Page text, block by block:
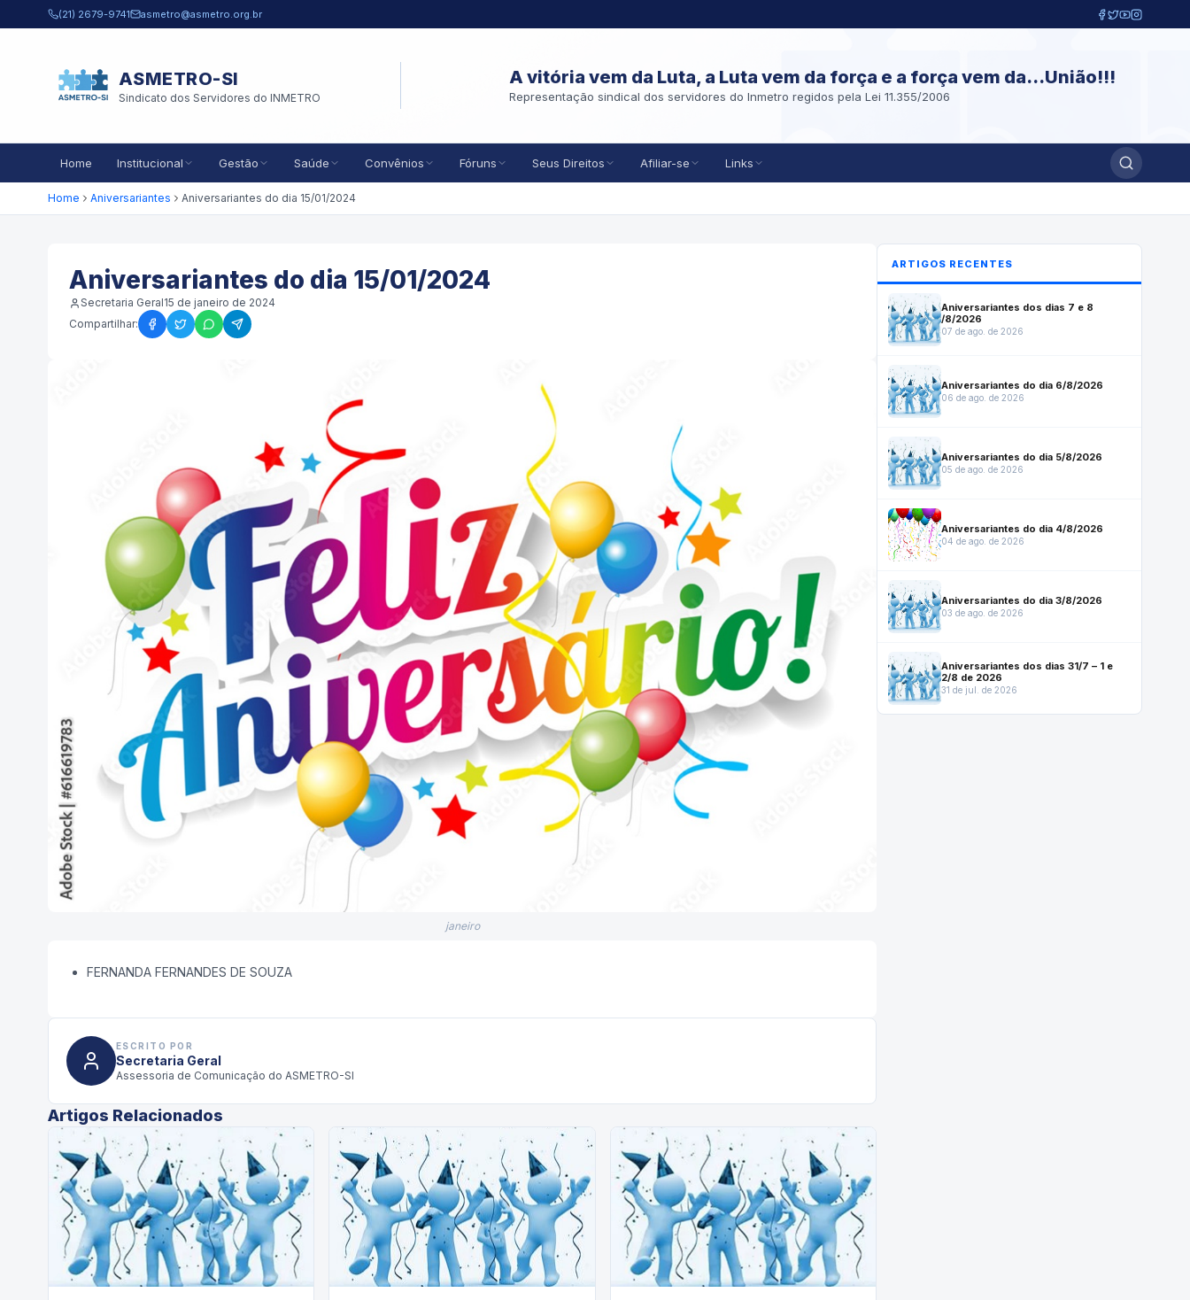
Pular para o conteúdo principal
(21) 2679-9741 asmetro@asmetro.org.br
ASMETRO-SI
Sindicato dos Servidores do INMETRO
A vitória vem da Luta, a Luta vem da força e a força vem da...União!!!
Representação sindical dos servidores do Inmetro regidos pela Lei 11.355/2006
Home Institucional Gestão Saúde Convênios Fóruns Seus Direitos Afiliar-se Links
Home Aniversariantes Aniversariantes do dia 15/01/2024
Aniversariantes do dia 15/01/2024
Secretaria Geral15 de janeiro de 2024
Compartilhar:
janeiro
FERNANDA FERNANDES DE SOUZA
ESCRITO POR
Secretaria Geral
Assessoria de Comunicação do ASMETRO-SI
Artigos Relacionados
ARTIGOS RECENTES
Aniversariantes dos dias 7 e 8
/8/2026
07 de ago. de 2026
Aniversariantes do dia 6/8/2026
06 de ago. de 2026
Aniversariantes do dia 5/8/2026
05 de ago. de 2026
Aniversariantes do dia 4/8/2026
04 de ago. de 2026
Aniversariantes do dia 3/8/2026
03 de ago. de 2026
Aniversariantes dos dias 31/7 – 1 e
2/8 de 2026
31 de jul. de 2026